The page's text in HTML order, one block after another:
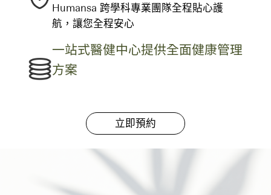
Humansa 跨學科專業團隊全程貼心護
航，讓您全程安心
一站式醫健中心提供全面健康管理
方案
立即預約